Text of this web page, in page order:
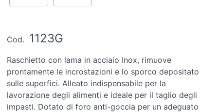
Cod. 1123G
Raschietto con lama in acciaio Inox, rimuove
prontamente le incrostazioni e lo sporco depositato
sulle superfici. Alleato indispensabile per la
lavorazione degli alimenti e ideale per il taglio degli
impasti. Dotato di foro anti-goccia per un adeguato